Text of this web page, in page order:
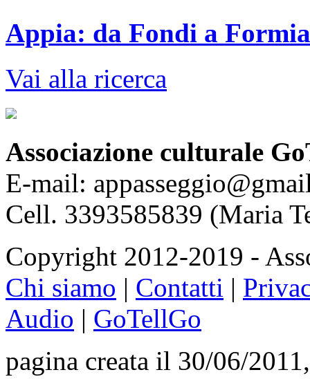
Appia: da Fondi a Formia
Vai alla ricerca
Associazione culturale
E-mail:
Cell. 3393585839 (Maria
Copyright 2012-2019 -
Chi siamo | Contatti |
Audio | GoTellGo
pagina creata il 30/06/